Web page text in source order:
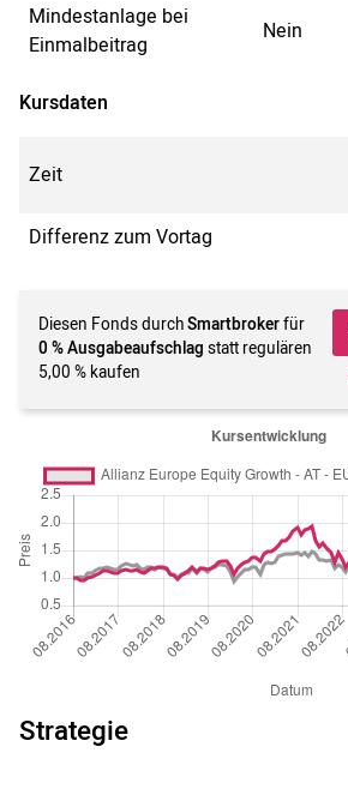
Mindestanlage bei
Einmalbeitrag
Nein
Kursdaten
Zeit
Differenz zum Vortag
Diesen Fonds durchSmartbrokerfür
0 % Ausgabeaufschlag statt regulären
5,00 % kaufen
Strategie